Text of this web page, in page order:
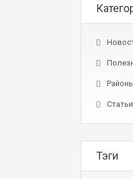
Тэги